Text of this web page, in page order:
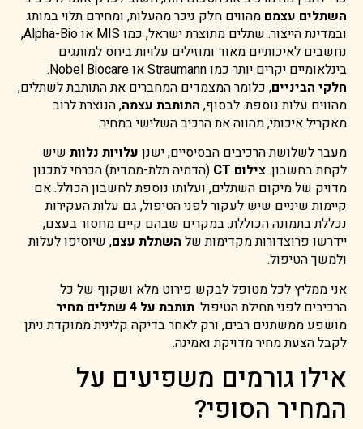
השתלים עצמם מהווים חלק ניכר מהעלות, ומחירם תלוי במותג
ובמדינת הייצור. שתלים מתוצרת ישראל, כמו MIS או Alpha-Bio,
נחשבים לאיכותיים מאוד ומוזילים עלויות ביחס למותגים
בינלאומיים יקרים יותר כמו Straumann או Nobel Biocare.
חלקי הביניים, כלומר המצמדים המחברים את התותבת לשתלים,
מהווים עלות נוספת. לבסוף, התותבת עצמה, הנוצרת לרוב
מאקריל איכותי, מהווה את הרכיב השלישי במחיר.
מעבר לשלושת הרכיבים הבסיסיים, ישנן עלויות נלוות שיש
לקחת בחשבון.צילום CT
(הדמיה תלת-ממדית) הכרחי לתכנון
מדויק של מיקום השתלים, ועלותו נוספת לחשבון הכולל. אם
קיימות שיניים שיש לעקור לפני הטיפול, גם עלות העקירות
נכללת בתמונה הכוללת. במקרים שבהם קיים מחסור בעצם,
יידרשו פרוצדורות מקדימות של השתלת עצם, שיוסיפו לעלות
ולמשך הטיפול.
אני ממליץ לכל מטופל לבקש פירוט מלא ושקוף של כל
הרכיבים לפני תחילת הטיפול.תותבת על 4 שתלים מחיר
מושפע ממשתנים רבים, ורק לאחר בדיקה קלינית ממוקדת ניתן
לקבל הצעת מחיר מדויקת ואמינה.
אילו גורמים משפיעים על
המחיר הסופי?